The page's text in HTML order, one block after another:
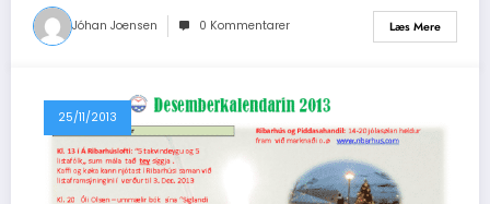
Jóhan Joensen 0 Kommentarer Læs Mere
25/11/2013